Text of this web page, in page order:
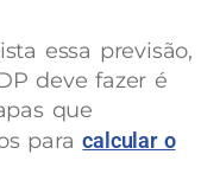
essa previsão,
deve fazer é
que
paracalcular o